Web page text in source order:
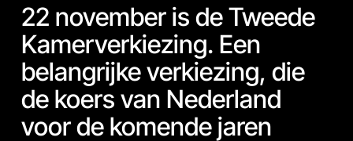
22 november is de Tweede
Kamerverkiezing. Een
belangrijke verkiezing, die
de koers van Nederland
voor de komende jaren